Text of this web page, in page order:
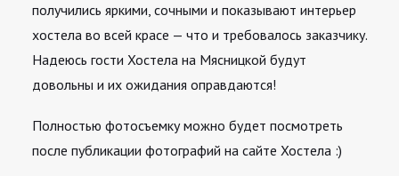
получились яркими, сочными и показывают интерьер
хостела во всей красе — что и требовалось заказчику.
Надеюсь гости Хостела на Мясницкой будут
довольны и их ожидания оправдаются!
Полностью фотосъемку можно будет посмотреть
после публикации фотографий на сайте Хостела :)